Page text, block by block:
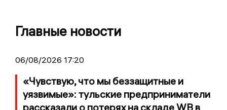
Главные новости
06/08/2026 17:20
«Чувствую, что мы беззащитные и
уязвимые»: тульские предприниматели
рассказали о потерях на складе WB в